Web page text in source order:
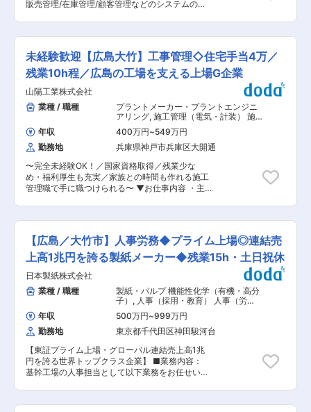
のシェアを誇ります。国際的競争力のある製品に
人ひとりが技と心を磨き、会社という場を活用し
て自己実現を叶えて欲しいという思いがありま
機会を提供しております。例えばキャリアチャレ
ンジ、ジョブローテーション、自己申告制度な
ど、当社で多様なキャリアを描く事が可能です。
が可能です。 ■組織構成 営業には4名が在籍して
おります。（50代1名、40代2名、30代1名） 全
で現在注目されているIT分野の知識が身につくだ
けでなく、無形商材の提案営業としてお客様への
対応力や提案力といったスキルを身に着けていく
ことができます。 ・実際にお客様から「売り上げ
や生産効率が上がった」という声をいただき感謝
されるときには一層のやりがいを感じます。 ■同
社の特徴 ・グループ企業や化学メーカーの分析業
務向けのシステムなど特殊なシステムを得意とし
ております。 ・コンサルティングサービス、シス
テム開発を行う当社は、受託業務として、システ
ム及びパッケージ開発をメインに行っておりま
す。 ・また、ITコンサルティングサービスで、サ
ーバーネットワークの運用支援を手がけるほか、
テムの運用（ウィルス対策等）及び保守業務を行
っております。 変更の範囲：会社の定める業務
販売管理/在庫管理/顧客管理などのシステムのパ
のため、商材や企業として安定的な企業です。 ■
業務内容： ・お客様へヒアリングを行い、システ
ムの要件定義〜設計〜プログラミングまでご経験
に応じて幅広くご担当いただきます。 ・営業が受
注した案件について、開発に向けお客様との打合
せのもと要件定義を行います。 ・案件のプロジェ
クト規模としては1〜2年単位のものが多く、2〜5
名程度のチームとしての業務がメインになりま
す。 ・製造管理や販売管理、データ管理系システ
ムの受託開発が多いですが、自社ソフトの開発な
ども行っております。 ■ご入社後の流れ： ・こ
れまでのご経験を判断し、プログラミングなどの
業務からお任せいたします。 ・経験豊富な社員が
多いので、未経験の業務や専門知識などは指導い
たします。 ・基本的にOJTとなりますので、ご自
身で勉強したいお気持ちやスキルアップの意欲が
について： 〇案件 ・実際の業務においては、社
内での業務・客先での業務は半々です。 ・受注案
件次第でチーム編成が変わり、基本的に大規模(半
年以上の納期か4名以上)2つ・小規模2つが並行し
て進んでいます。 ○リモート勤務 業務習得度や
案件状況にもよりますが、業務上問題がない場合
基本的にリモート（必要時出社）にてご就業いた
だいている社員もおります。 ○社内オペレーショ
ン管理 1人あたりに業務が集中しないように調
整・管理しております。 ○有給取得 休みの希望
も出しやすく、有給休暇の取得についても非常に
とりやすいフラットな風土があります。 ■当社の
特徴： コンサルティングサービス、システム開発
ッケージ開発をメインに行っております。また、
ITコンサルティングサービスで、サーバーネット
未経験歓迎【広島大竹】工事管理◇住宅手当4万／
残業10h程／広島の工場を支える上場G企業
山陽工業株式会社
業種 / 職種
プラントメーカー・プラントエンジニ
アリング, 施工管理（電気・計装） 施
工管理（機械）
年収 400万円~549万円
勤務地
兵庫県神戸市兵庫区大開通
〜完全未経験OK！／国家資格取得／残業少な
め・福利厚生も充実／家族との時間も作れる施工
管理職で手に職つけられる〜 ▼お仕事内容 ・主
施工・工程・安全・品質・コスト管理等ご経験に
応じて役割や案件の規模を選定しお任せいたしま
す。 ▼ポジションの特徴 ◎年休120日で繁忙期以
外は土日祝休み！ ◎勤怠管理を徹底、発注側の働
き方改革も含め無駄な残業減少を徹底。 ◎20代で
責任者経験を積むこともでき、資格取得はもちろ
ん若いうちからスキルアップ、年収アップが目指
せる環境 ＜案件について＞ ・種類：日常メンテ
ナンス工事、定修工事、新設工事、建設工事等 ・
施工実績：三井化学（株）市原工場、住友化学
（株）市原工場など ▼一緒に働くメンバー ・施
工管理：30名（20代10名、30代5名、40代5
名、50代5名、60代5名） ・若手が多く活躍中
で、同世代と切磋琢磨しながら成長することがで
きます。 ▼研修体制： ・一人前になるまで、現
場責任者がマンツーマンで指導致します。出張に
【広島／大竹市】人事労務◆プライム上場◎連結売
上高1兆円を誇る製紙メーカー◆残業15h・土日祝休
日本製紙株式会社
業種 / 職種
製紙・パルプ 機能性化学（有機・高分
子） , 人事（採用・教育） 人事（労
務・人事制度）
年収 500万円~999万円
勤務地
東京都千代田区神田駿河台
【東証プライム上場・グローバル連結売上高1兆
円を誇る世界トップクラス企業】 ■業務内容：
基幹工場の人事担当として以下業務をお任せいた
労基署届出、労働局対応、各種労務関連調査対応